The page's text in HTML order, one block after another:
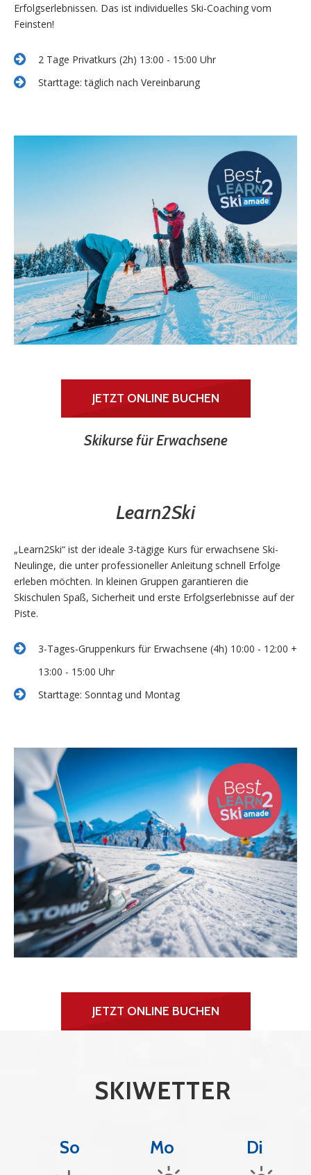
Erfolgserlebnissen. Das ist individuelles Ski-Coaching vom
Feinsten!
2 Tage Privatkurs (2h) 13:00 - 15:00 Uhr
Starttage: täglich nach Vereinbarung
JETZT ONLINE BUCHEN
Skikurse für Erwachsene
Learn2Ski
„Learn2Ski“ ist der ideale 3-tägige Kurs für erwachsene Ski-
Neulinge, die unter professioneller Anleitung schnell Erfolge
erleben möchten. In kleinen Gruppen garantieren die
Skischulen Spaß, Sicherheit und erste Erfolgserlebnisse auf der
Piste.
3-Tages-Gruppenkurs für Erwachsene (4h) 10:00 - 12:00 +
13:00 - 15:00 Uhr
Starttage: Sonntag und Montag
JETZT ONLINE BUCHEN
SKIWETTER
So Mo Di